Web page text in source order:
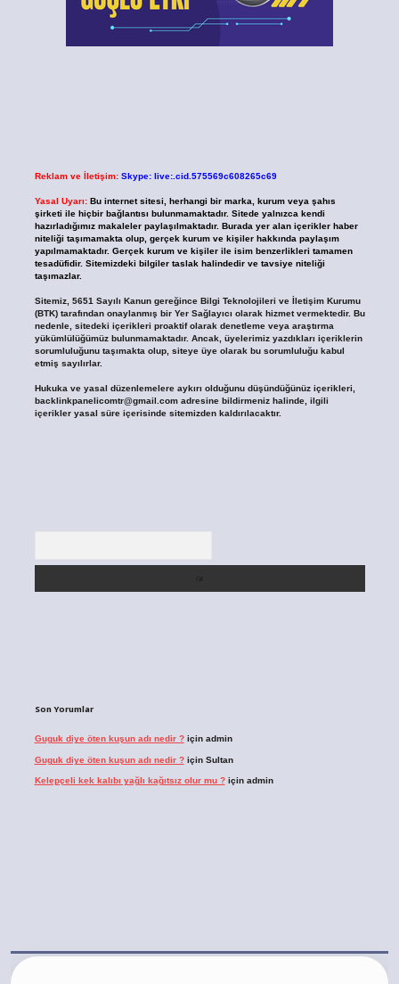
Reklam ve İletişim: Skype: live:.cid.575569c608265c69
Yasal Uyarı: Bu internet sitesi, herhangi bir marka, kurum veya şahıs
şirketi ile hiçbir bağlantısı bulunmamaktadır. Sitede yalnızca kendi
hazırladığımız makaleler paylaşılmaktadır. Burada yer alan içerikler haber
niteliği taşımamakta olup, gerçek kurum ve kişiler hakkında paylaşım
yapılmamaktadır. Gerçek kurum ve kişiler ile isim benzerlikleri tamamen
tesadüfidir. Sitemizdeki bilgiler taslak halindedir ve tavsiye niteliği
taşımazlar.
Sitemiz, 5651 Sayılı Kanun gereğince Bilgi Teknolojileri ve İletişim Kurumu
(BTK) tarafından onaylanmış bir Yer Sağlayıcı olarak hizmet vermektedir. Bu
nedenle, sitedeki içerikleri proaktif olarak denetleme veya araştırma
yükümlülüğümüz bulunmamaktadır. Ancak, üyelerimiz yazdıkları içeriklerin
sorumluluğunu taşımakta olup, siteye üye olarak bu sorumluluğu kabul
etmiş sayılırlar.
Hukuka ve yasal düzenlemelere aykırı olduğunu düşündüğünüz içerikleri,
backlinkpanelicomtr@gmail.comadresine bildirmeniz halinde, ilgili
içerikler yasal süre içerisinde sitemizden kaldırılacaktır.
Son Yorumlar
Guguk diye öten kuşun adı nedir ?için admin
Guguk diye öten kuşun adı nedir ?için Sultan
Kelepçeli kek kalıbı yağlı kağıtsız olur mu ?için admin